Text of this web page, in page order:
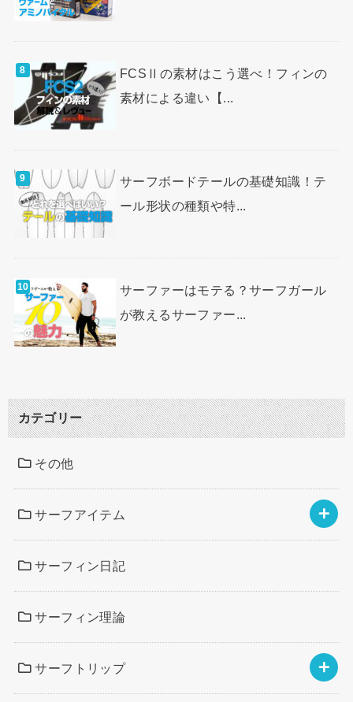
FCSⅡの素材はこう選べ！フィンの
素材による違い【...
サーフボードテールの基礎知識！テ
ール形状の種類や特...
サーファーはモテる？サーフガール
が教えるサーファー...
カテゴリー
その他
サーフアイテム
サーフィン日記
サーフィン理論
サーフトリップ